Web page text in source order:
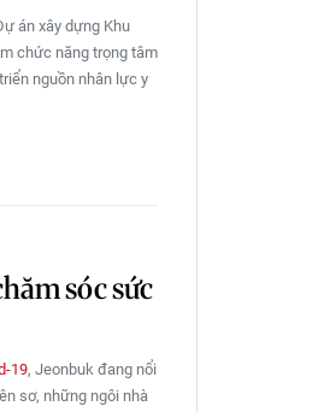
án xây dựng Khu
chức năng trọng tâm
nguồn nhân lực y
sóc sức
19, Jeonbuk đang nổi
sơ, những ngôi nhà